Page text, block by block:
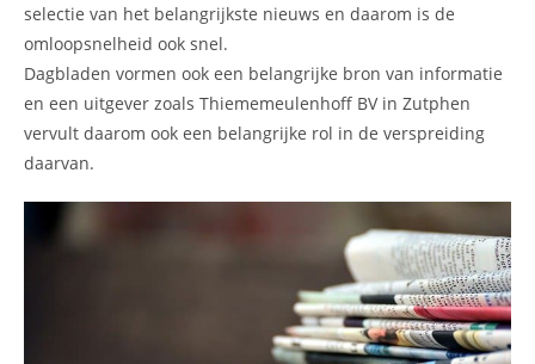
selectie van het belangrijkste nieuws en daarom is de
omloopsnelheid ook snel.
Dagbladen vormen ook een belangrijke bron van informatie
en een uitgever zoals Thiememeulenhoff BV in Zutphen
vervult daarom ook een belangrijke rol in de verspreiding
daarvan.